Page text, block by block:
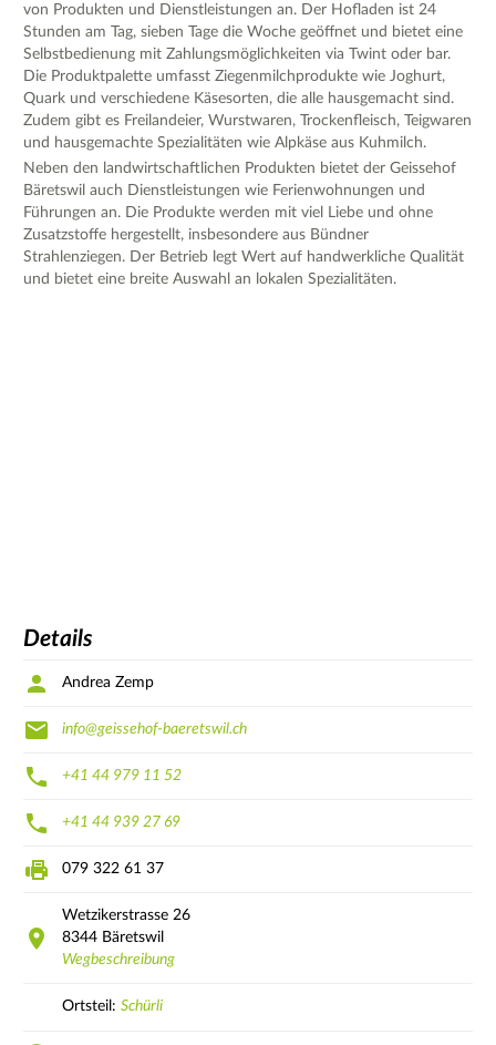
von Produkten und Dienstleistungen an. Der Hofladen ist 24
Stunden am Tag, sieben Tage die Woche geöffnet und bietet eine
Selbstbedienung mit Zahlungsmöglichkeiten via Twint oder bar.
Die Produktpalette umfasst Ziegenmilchprodukte wie Joghurt,
Quark und verschiedene Käsesorten, die alle hausgemacht sind.
Zudem gibt es Freilandeier, Wurstwaren, Trockenfleisch, Teigwaren
und hausgemachte Spezialitäten wie Alpkäse aus Kuhmilch.
Neben den landwirtschaftlichen Produkten bietet der Geissehof
Bäretswil auch Dienstleistungen wie Ferienwohnungen und
Führungen an. Die Produkte werden mit viel Liebe und ohne
Zusatzstoffe hergestellt, insbesondere aus Bündner
Strahlenziegen. Der Betrieb legt Wert auf handwerkliche Qualität
und bietet eine breite Auswahl an lokalen Spezialitäten.
Details
Andrea Zemp
info@geissehof-baeretswil.ch
+41 44 979 11 52
+41 44 939 27 69
079 322 61 37
Wetzikerstrasse 26
8344 Bäretswil
Wegbeschreibung
Ortsteil: Schürli